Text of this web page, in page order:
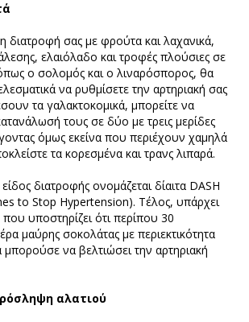
διατροφή σας με φρούτα και λαχανικά,
ελαιόλαδο και τροφές πλούσιες σε
ο σολομός και ο λιναρόσπορος, θα
να ρυθμίσετε την αρτηριακή σας
τα γαλακτοκομικά, μπορείτε να
τους σε δύο με τρεις μερίδες
όμως εκείνα που περιέχουν χαμηλά
τα κορεσμένα και τρανς λιπαρά.
διατροφής ονομάζεται δίαιτα DASH
to Stop Hypertension). Τέλος, υπάρχει
υποστηρίζει ότι περίπου 30
μαύρης σοκολάτας με περιεκτικότητα
να βελτιώσει την αρτηριακή
αλατιού